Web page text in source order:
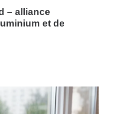
– alliance
et de